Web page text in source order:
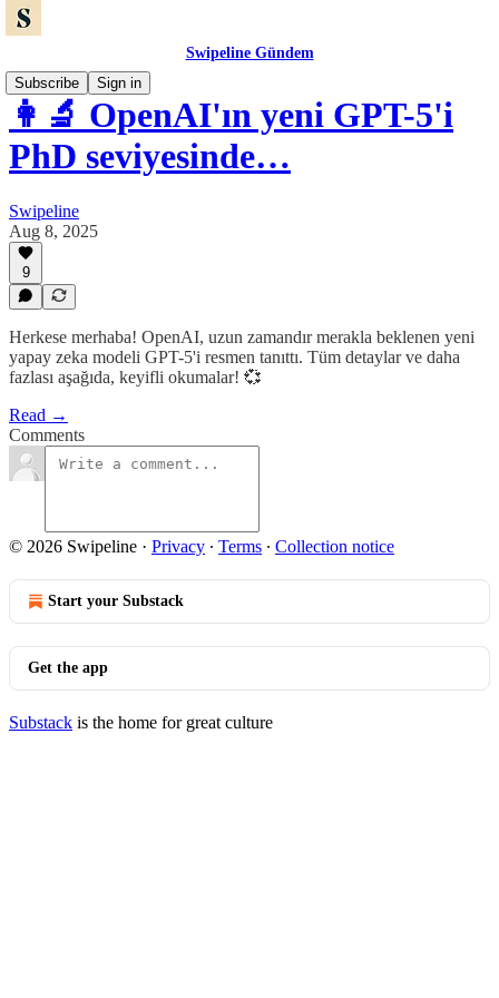
Swipeline Gündem
Subscribe
Sign in
👩‍🔬 OpenAI'ın yeni GPT-5'i
PhD seviyesinde…
Swipeline
Aug 8, 2025
9
Herkese merhaba! OpenAI, uzun zamandır merakla beklenen yeni
yapay zeka modeli GPT-5'i resmen tanıttı. Tüm detaylar ve daha
fazlası aşağıda, keyifli okumalar! 💞
Read →
Comments
© 2026 Swipeline · Privacy ∙ Terms ∙ Collection notice
Start your Substack
Get the app
Substack is the home for great culture